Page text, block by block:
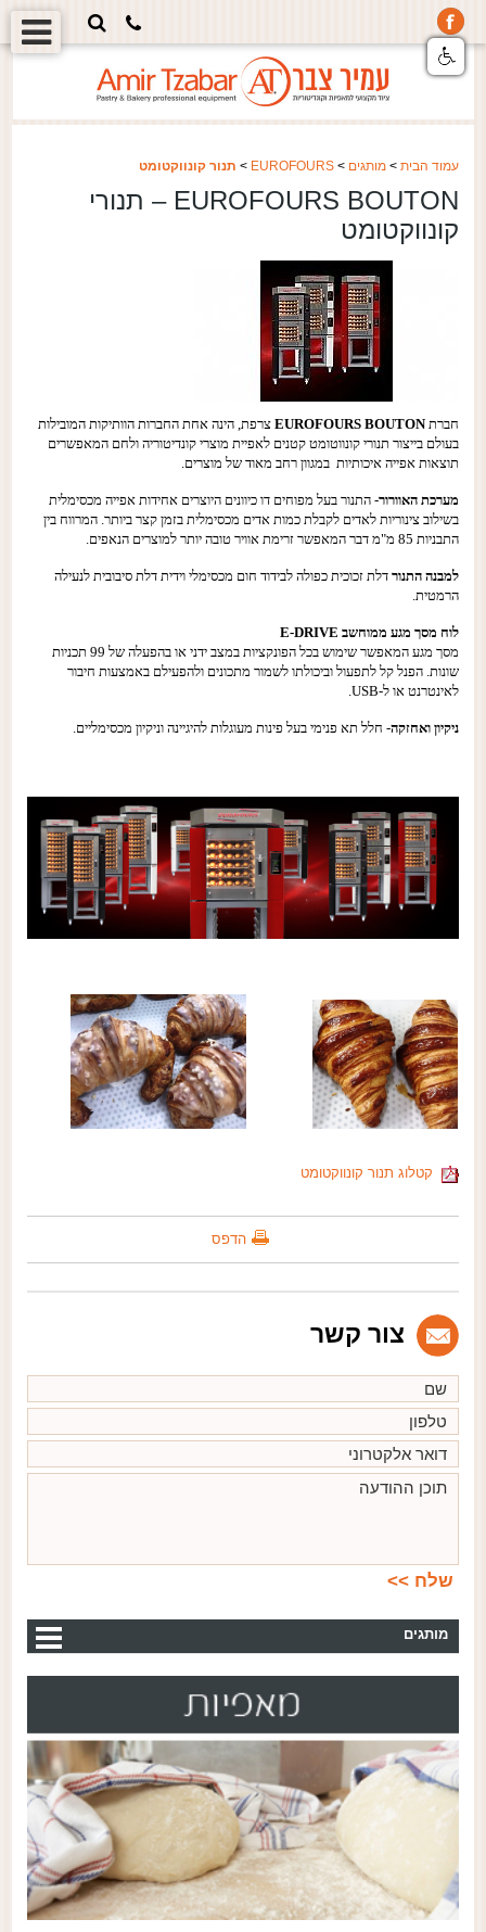
עמוד הבית> מותגים >
EUROFOURS
> תנור קונווקטומט
EUROFOURS BOUTON – תנורי
קונווקטומט
חברתEUROFOURS BOUTONצרפת, הינה אחת החברות הוותיקות המובילות
בעולם בייצור תנוריקונווטומט קטנים לאפיית מוצרי קונדיטוריה ולחם המאפשרים
תוצאות אפייה איכותיות במגוון רחב מאוד של מוצרים.
מערכת האוורור- התנור בעל מפוחים דו כיוונים היוצרים אחידות אפייה מכסימלית
בשילוב צינוריות לאדים לקבלת כמות אדים מכסימלית בזמן קצר ביותר. המרווח בין
התבניות 85 מ"מ דבר המאפשר זרימת אוויר
טובה יותר למוצרים הנאפים.
למבנה התנורדלת זכוכית כפולה לבידוד חום מכסימלי וידית דלת סיבובית לנעילה
הרמטית.
לוח מסך מגע ממוחשב E-DRIVE
מסך מגע המאפשר שימוש בכל הפונקציות במצב ידני או
בהפעלה של 99 תכניות
שונות. הפנל קל לתפעול וביכולתו לשמור מתכונים ולהפעילם באמצעות חיבור
לאינטרנט או ל-USB.
ניקיון ואחזקה- חלל תא פנימי בעל פינות מעוגלות להיגיינה וניקיון מכסימליים.
קטלוג תנור קונווקטומט
הדפס
צור קשר
מותגים